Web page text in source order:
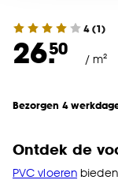
klikken.
4(1)
26.50
/ m²
Bezorgen 4
Ontdek de
PVC vloeren